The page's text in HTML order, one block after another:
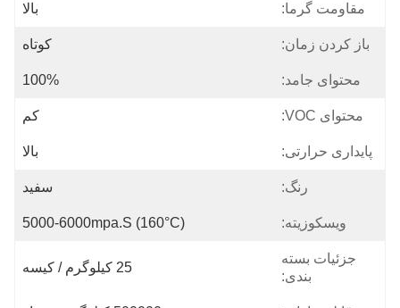
مقاومت گرما: بالا
باز کردن زمان: کوتاه
محتوای جامد: 100%
محتوای VOC: کم
پایداری حرارتی: بالا
رنگ: سفید
ویسکوزیته: 5000-6000mpa.s (160°C)
جزئیات بسته
بندی:
25 کیلوگرم / کیسه